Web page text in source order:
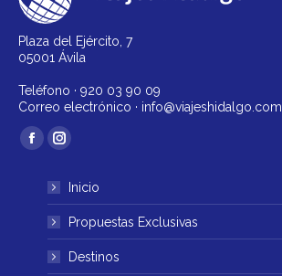
Plaza del Ejército, 7
05001 Ávila
Teléfono · 920 03 90 09
Correo electrónico · info@viajeshidalgo.com
Encuéntranos en:
Facebook
abre
una
Instagram
se
abre
en
una
Inicio
Propuestas Exclusivas
Destinos